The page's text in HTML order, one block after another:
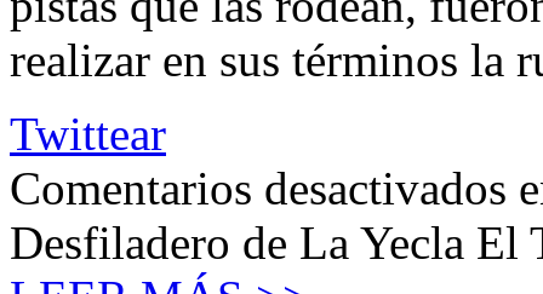
realizar en sus términos la
Twittear
Comentarios desactivados
Desfiladero de La Yecla El